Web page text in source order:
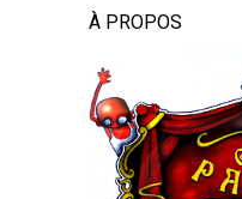
À PROPOS